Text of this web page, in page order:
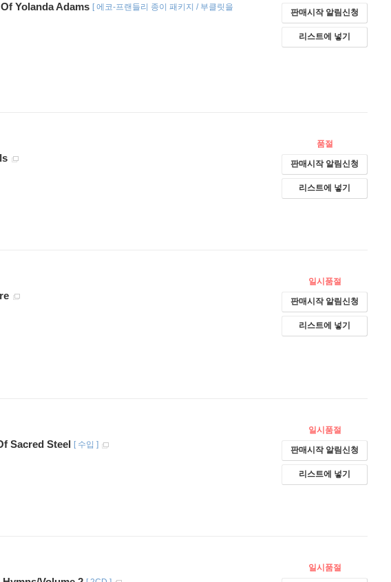
Yolanda Adams [에코-프랜들리 종이 패키지 / 부클릿을
판매시작 알림신청
리스트에 넣기
품절
판매시작 알림신청
리스트에 넣기
일시품절
판매시작 알림신청
리스트에 넣기
Sacred Steel [ 수입 ]
일시품절
판매시작 알림신청
리스트에 넣기
일시품절